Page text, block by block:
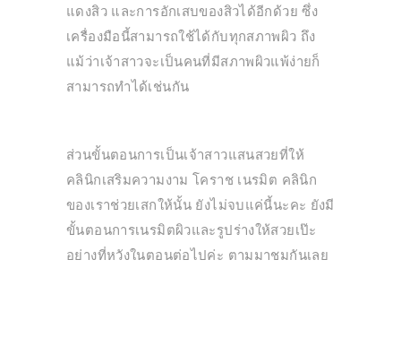
แดงสิว และการอักเสบของสิวได้อีกด้วย ซึ่ง
เครื่องมือนี้สามารถใช้ได้กับทุกสภาพผิว ถึง
แม้ว่าเจ้าสาวจะเป็นคนที่มีสภาพผิวแพ้ง่ายก็
สามารถทำได้เช่นกัน
ส่วนขั้นตอนการเป็นเจ้าสาวแสนสวยที่ให้
คลินิกเสริมความงาม โคราช เนรมิต คลินิก
ของเราช่วยเสกให้นั้น ยังไม่จบแค่นี้นะคะ ยังมี
ขั้นตอนการเนรมิตผิวและรูปร่างให้สวยเป๊ะ
อย่างที่หวังในตอนต่อไปค่ะ ตามมาชมกันเลย